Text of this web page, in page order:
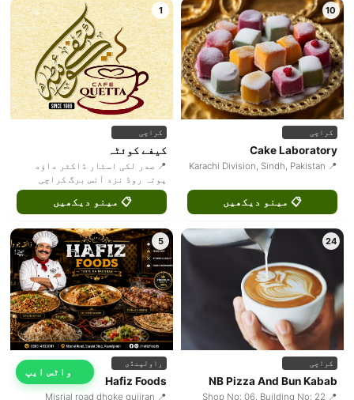
10
کراچی
Cake Laboratory
📍 Karachi Division, Sindh, Pakistan
📋 مینو دیکھیں
1
کراچی
کیفے کوئٹہ
📍 صدر لکی اسٹار ڈاکٹر داؤد
پوتہ روڈ نزد آئس برگ کراچی
📋 مینو دیکھیں
24
کراچی
NB Pizza And Bun Kabab
📍 Shop No: 06, Building No: 22
5
راولپنڈی
Hafiz Foods
📍 Misrial road dhoke gujjran
واٹس ایپ